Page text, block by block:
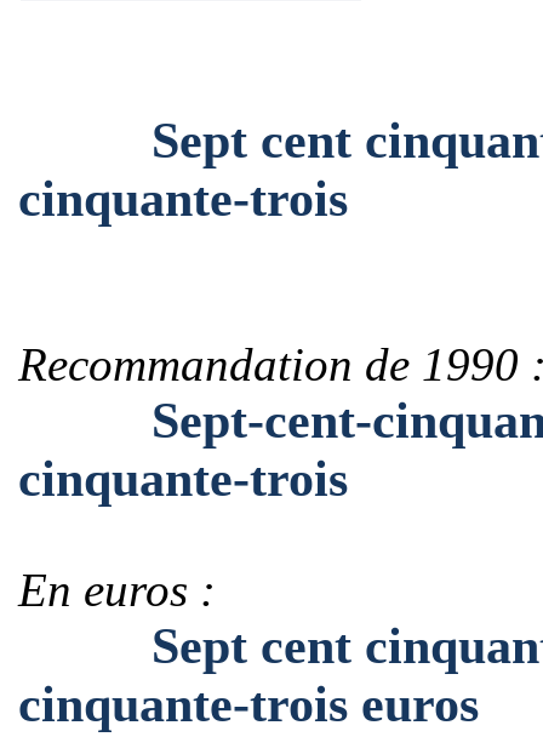
Sept cent
cinquante-trois
Recommandation de 1990
Sept-cent-
cinquante-trois
En euros :
Sept cent
cinquante-trois euros